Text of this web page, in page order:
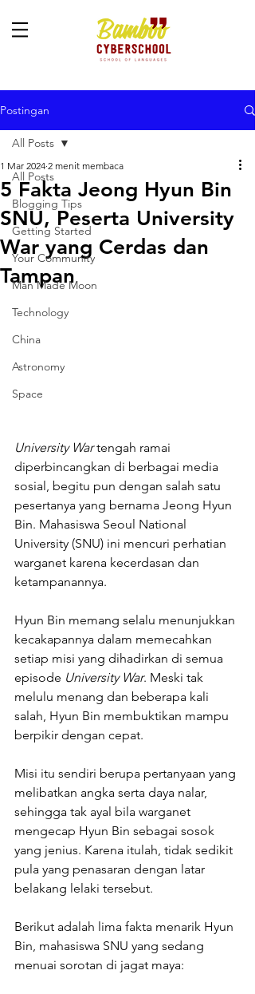
Postingan
All Posts
Blogging Tips
Getting Started
Your Community
Man Made Moon
Technology
China
Astronomy
Space
All Posts
5 Fakta Jeong Hyun Bin
SNU, Peserta University
War yang Cerdas dan
Tampan
1 Mar 2024 2 menit membaca
University War tengah ramai
diperbincangkan di berbagai media
sosial, begitu pun dengan salah satu
pesertanya yang bernama Jeong Hyun
Bin. Mahasiswa Seoul National
University (SNU) ini mencuri perhatian
warganet karena kecerdasan dan
ketampanannya.
Hyun Bin memang selalu menunjukkan
kecakapannya dalam memecahkan
setiap misi yang dihadirkan di semua
episode University War. Meski tak
melulu menang dan beberapa kali
salah, Hyun Bin membuktikan mampu
berpikir dengan cepat.
Misi itu sendiri berupa pertanyaan yang
melibatkan angka serta daya nalar,
sehingga tak ayal bila warganet
mengecap Hyun Bin sebagai sosok
yang jenius. Karena itulah, tidak sedikit
pula yang penasaran dengan latar
belakang lelaki tersebut.
Berikut adalah lima fakta menarik Hyun
Bin, mahasiswa SNU yang sedang
menuai sorotan di jagat maya: